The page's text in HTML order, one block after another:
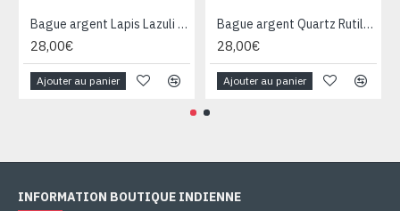
Bague argent Lapis Lazuli - Bijoux Inde - Bijoux indiens
28,00€
Ajouter au panier
Bague argent Quartz Rutile - Bague indienne - Bijoux indiens
28,00€
Ajouter au panier
INFORMATION BOUTIQUE INDIENNE